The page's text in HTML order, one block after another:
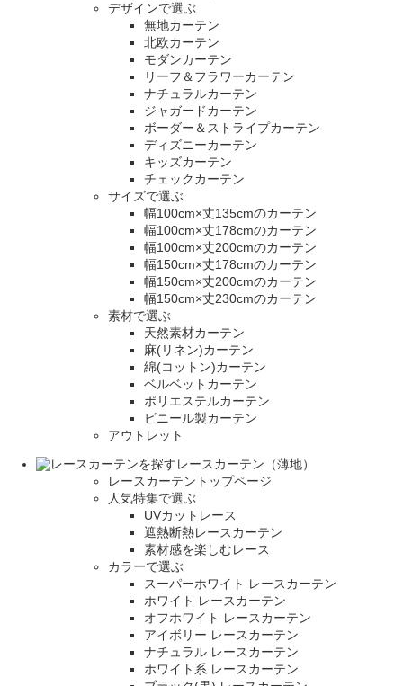
デザインで選ぶ
無地カーテン
北欧カーテン
モダンカーテン
リーフ＆フラワーカーテン
ナチュラルカーテン
ジャガードカーテン
ボーダー＆ストライプカーテン
ディズニーカーテン
キッズカーテン
チェックカーテン
サイズで選ぶ
幅100cm×丈135cmのカーテン
幅100cm×丈178cmのカーテン
幅100cm×丈200cmのカーテン
幅150cm×丈178cmのカーテン
幅150cm×丈200cmのカーテン
幅150cm×丈230cmのカーテン
素材で選ぶ
天然素材カーテン
麻(リネン)カーテン
綿(コットン)カーテン
ベルベットカーテン
ポリエステルカーテン
ビニール製カーテン
アウトレット
レースカーテン（薄地）
レースカーテントップページ
人気特集で選ぶ
UVカットレース
遮熱断熱レースカーテン
素材感を楽しむレース
カラーで選ぶ
スーパーホワイト レースカーテン
ホワイト レースカーテン
オフホワイト レースカーテン
アイボリー レースカーテン
ナチュラル レースカーテン
ホワイト系 レースカーテン